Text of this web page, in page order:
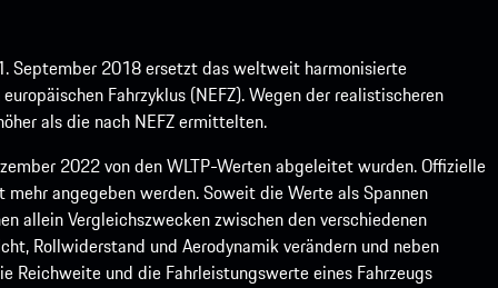
September 2018 ersetzt das weltweit harmonisierte
Fahrzyklus (NEFZ). Wegen der realistischeren
als die nach NEFZ ermittelten.
2022 von den WLTP-Werten abgeleitet wurden. Offizielle
angegeben werden. Soweit die Werte als Spannen
allein Vergleichszwecken zwischen den verschiedenen
Rollwiderstand und Aerodynamik verändern und neben
Reichweite und die Fahrleistungswerte eines Fahrzeugs